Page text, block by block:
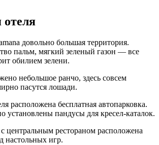
отеля
довольно большая территория.
пальм, мягкий зеленый газон — все
обилием зелени.
небольшое ранчо, здесь совсем
пасутся лошади.
расположена бесплатная автопарковка.
установлены пандусы для кресел-каталок.
центральным рестораном расположена
настольных игр.